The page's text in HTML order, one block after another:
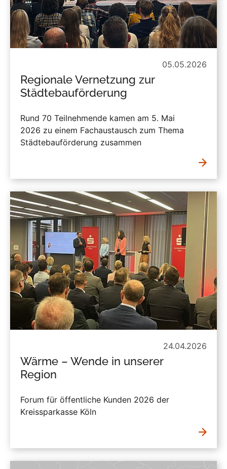
05.05.2026
Regionale Vernetzung zur
Städtebauförderung
Rund 70 Teilnehmende kamen am 5. Mai
2026 zu einem Fachaustausch zum Thema
Städtebauförderung zusammen
24.04.2026
Wärme – Wende in unserer
Region
Forum für öffentliche Kunden 2026 der
Kreissparkasse Köln